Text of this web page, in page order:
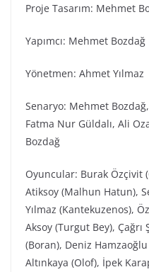
Proje Tasarım: Mehmet
Yapımcı: Mehmet Bozdağ
Yönetmen: Ahmet Yılmaz
Senaryo: Mehmet
Fatma Nur Güldalı, Ali
Bozdağ
Oyuncular: Burak Özçivit
Atiksoy (Malhun Hatun),
Yılmaz (Kantekuzenos),
Aksoy (Turgut Bey), Çağrı
(Boran), Deniz
Altınkaya (Olof), İpek